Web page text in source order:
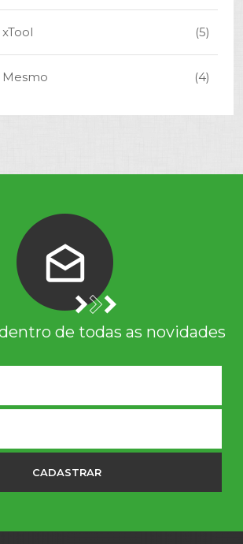
(5)
Mesmo (4)
de todas as novidades
CADASTRAR